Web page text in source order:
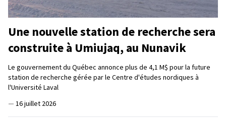
Une nouvelle station de recherche sera
construite à Umiujaq, au Nunavik
Le gouvernement du Québec annonce plus de 4,1 M$ pour la future
station de recherche gérée par le Centre d'études nordiques à
l'Université Laval
— 16 juillet 2026